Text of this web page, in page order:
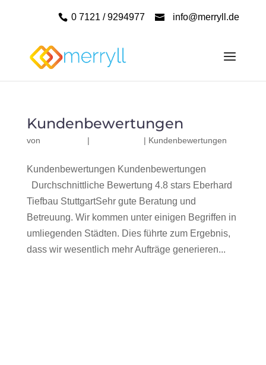
0 7121 / 9294977 info@merryll.de
Kundenbewertungen
von | | Kundenbewertungen
Kundenbewertungen Kundenbewertungen
Durchschnittliche Bewertung 4.8 stars Eberhard
Tiefbau StuttgartSehr gute Beratung und
Betreuung. Wir kommen unter einigen Begriffen in
umliegenden Städten. Dies führte zum Ergebnis,
dass wir wesentlich mehr Aufträge generieren...